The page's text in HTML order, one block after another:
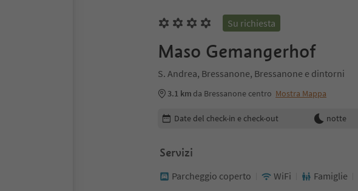
Su richiesta
Maso Gemangerhof
S. Andrea, Bressanone, Bressanone e dintorni
3.1 km da Bressanone centro Mostra Mappa
Modifica i dettagli della prenotazione
Date del check-in e check-out notte
Servizi
Parcheggio coperto WiFi Famiglie